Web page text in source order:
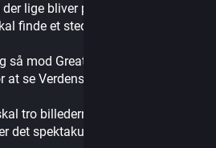
lige bliver plads til en is-pause,
finde et sted at spise aftensmad.
så mod Great Northern
se Verdensballetten optræde.
tro billederne fra sidste gang de
det spektakulært!